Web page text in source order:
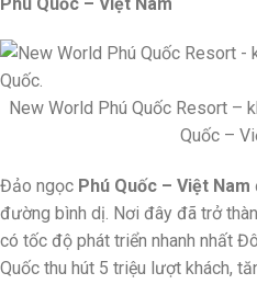
New World Phú Quốc Resort –
Quốc –
Đảo ngọc Phú Quốc – Việt Nam
đường bình dị. Nơi đây đã trở
có tốc độ phát triển nhanh nhất
Quốc thu hút 5 triệu lượt khách,